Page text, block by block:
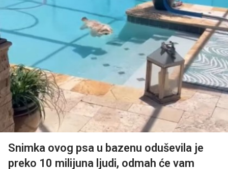
Snimka ovog psa u bazenu oduševila je
preko 10 milijuna ljudi, odmah će vam